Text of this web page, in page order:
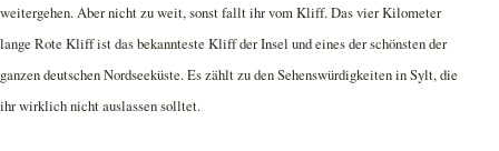
weitergehen. Aber nicht zu weit, sonst fallt ihr vom Kliff. Das vier Kilometer
lange Rote Kliff ist das bekannteste Kliff der Insel und eines der schönsten der
ganzen deutschen Nordseeküste. Es zählt zu den Sehenswürdigkeiten in Sylt, die
ihr wirklich nicht auslassen solltet.